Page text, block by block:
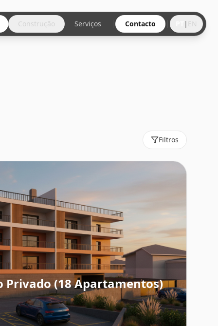
Construção Serviços Contacto | EN
Filtros
Privado (18 Apartamentos)